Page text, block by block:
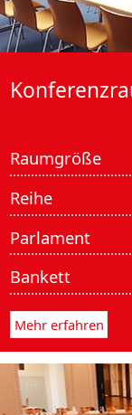
Raumgröße
Reihe
Parlament
Bankett
Mehr erfahren